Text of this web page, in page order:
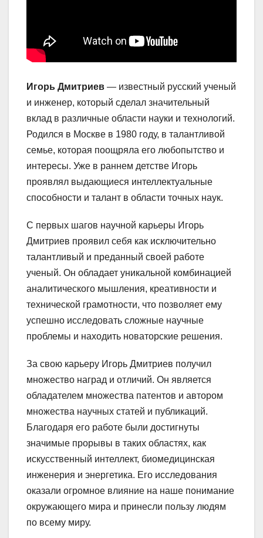
Игорь Дмитриев — известный русский ученый
и инженер, который сделал значительный
вклад в различные области науки и технологий.
Родился в Москве в 1980 году, в талантливой
семье, которая поощряла его любопытство и
интересы. Уже в раннем детстве Игорь
проявлял выдающиеся интеллектуальные
способности и талант в области точных наук.
С первых шагов научной карьеры Игорь
Дмитриев проявил себя как исключительно
талантливый и преданный своей работе
ученый. Он обладает уникальной комбинацией
аналитического мышления, креативности и
технической грамотности, что позволяет ему
успешно исследовать сложные научные
проблемы и находить новаторские решения.
За свою карьеру Игорь Дмитриев получил
множество наград и отличий. Он является
обладателем множества патентов и автором
множества научных статей и публикаций.
Благодаря его работе были достигнуты
значимые прорывы в таких областях, как
искусственный интеллект, биомедицинская
инженерия и энергетика. Его исследования
оказали огромное влияние на наше понимание
окружающего мира и принесли пользу людям
по всему миру.